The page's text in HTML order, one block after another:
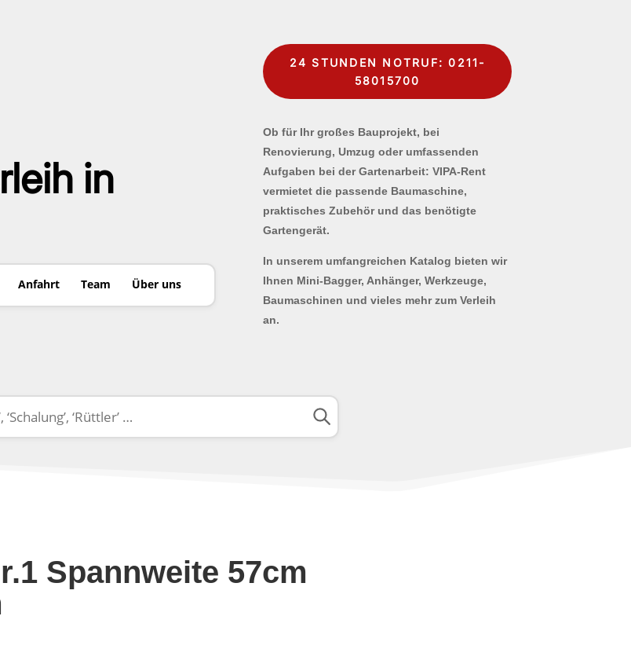
in
Anfahrt Team Über uns
24 STUNDEN NOTRUF: 0211-
58015700
Ob für Ihr großes Bauprojekt, bei
Renovierung, Umzug oder umfassenden
Aufgaben bei der Gartenarbeit: VIPA-Rent
vermietet die passende Baumaschine,
praktisches Zubehör und das benötigte
Gartengerät.
In unserem umfangreichen Katalog bieten wir
Ihnen Mini-Bagger, Anhänger, Werkzeuge,
Baumaschinen und vieles mehr zum Verleih
an.
Spannweite 57cm